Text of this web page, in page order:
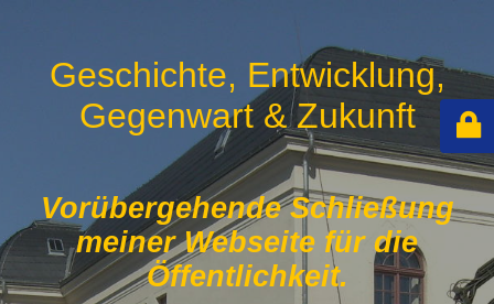
Geschichte, Entwicklung,
Gegenwart & Zukunft
Vorübergehende Schließung
meiner Webseite für die
Öffentlichkeit.